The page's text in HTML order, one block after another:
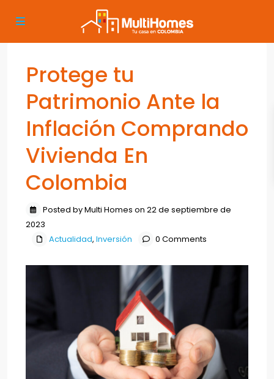
Protege tu
Patrimonio Ante la
Inflación Comprando
Vivienda En
Colombia
Posted by Multi Homes on 22 de septiembre de
2023
Actualidad, Inversión 0 Comments